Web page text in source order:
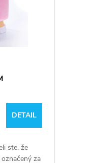
DETAIL
ste, že
za